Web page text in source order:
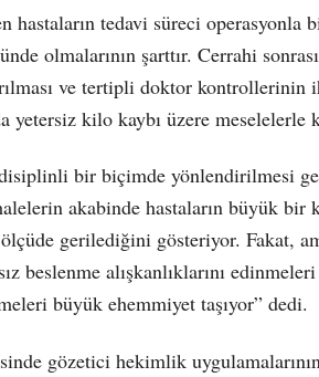
hastaların tedavi süreci operasyonla
olmalarının şarttır. Cerrahi
ve tertipli doktor kontrollerinin
kilo kaybı üzere meselelerle
bir biçimde yönlendirilmesi
akabinde hastaların büyük bir
gerilediğini gösteriyor. Fakat,
beslenme alışkanlıklarını
büyük ehemmiyet taşıyor” dedi.
gözetici hekimlik